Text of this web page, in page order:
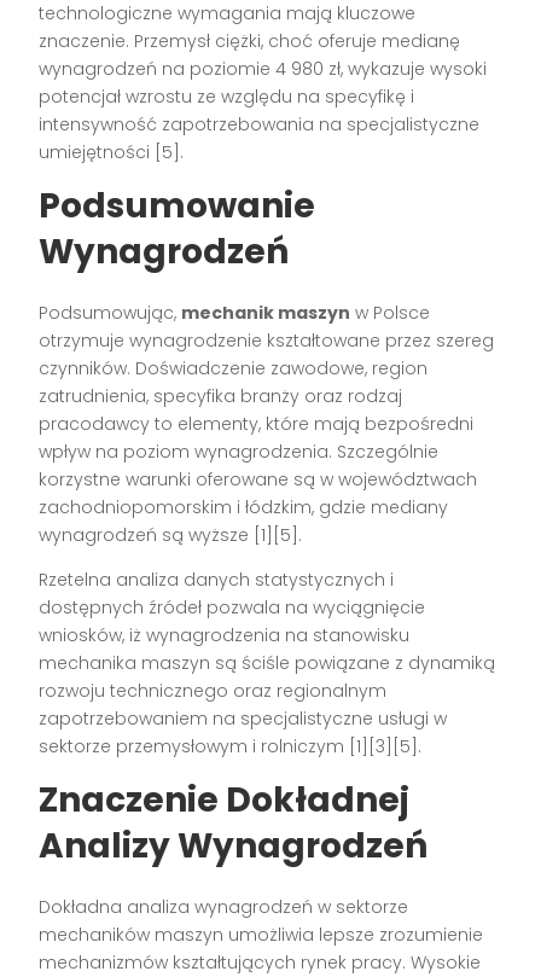
technologiczne wymagania mają kluczowe
znaczenie. Przemysł ciężki, choć oferuje medianę
wynagrodzeń na poziomie 4 980 zł, wykazuje wysoki
potencjał wzrostu ze względu na specyfikę i
intensywność zapotrzebowania na specjalistyczne
umiejętności [5].
Podsumowanie
Wynagrodzeń
Podsumowując, mechanik maszyn w Polsce
otrzymuje wynagrodzenie kształtowane przez szereg
czynników. Doświadczenie zawodowe, region
zatrudnienia, specyfika branży oraz rodzaj
pracodawcy to elementy, które mają bezpośredni
wpływ na poziom wynagrodzenia. Szczególnie
korzystne warunki oferowane są w województwach
zachodniopomorskim i łódzkim, gdzie mediany
wynagrodzeń są wyższe [1][5].
Rzetelna analiza danych statystycznych i
dostępnych źródeł pozwala na wyciągnięcie
wniosków, iż wynagrodzenia na stanowisku
mechanika maszyn są ściśle powiązane z dynamiką
rozwoju technicznego oraz regionalnym
zapotrzebowaniem na specjalistyczne usługi w
sektorze przemysłowym i rolniczym [1][3][5].
Znaczenie Dokładnej
Analizy Wynagrodzeń
Dokładna analiza wynagrodzeń w sektorze
mechaników maszyn umożliwia lepsze zrozumienie
mechanizmów kształtujących rynek pracy. Wysokie